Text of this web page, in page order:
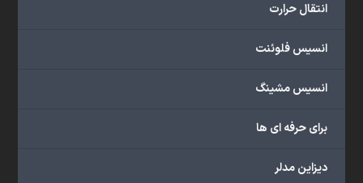
انتقال حرارت
انسیس فلوئنت
انسیس مشینگ
برای حرفه ای ها
دیزاین مدلر
می‌دهد.
می‌توانید
خدمات
گروه
شامل